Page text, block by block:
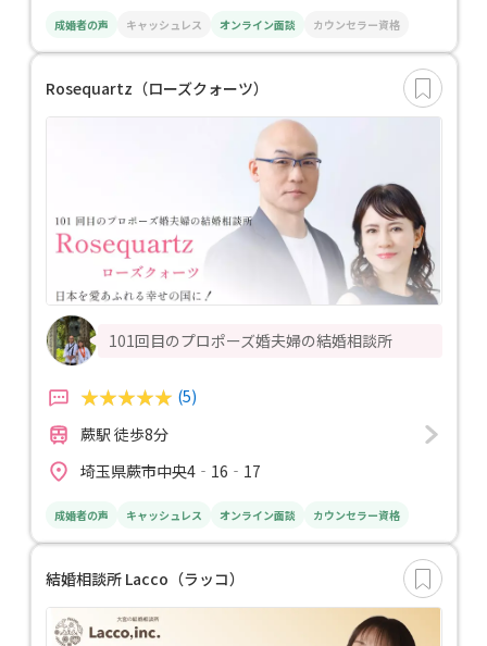
成婚者の声 キャッシュレス オンライン面談 カウンセラー資格
Rosequartz（ローズクォーツ）
101回目のプロポーズ婚夫婦の結婚相談所
(5)
蕨駅 徒歩8分
埼玉県蕨市中央4‐16‐17
成婚者の声 キャッシュレス オンライン面談 カウンセラー資格
結婚相談所 Lacco（ラッコ）